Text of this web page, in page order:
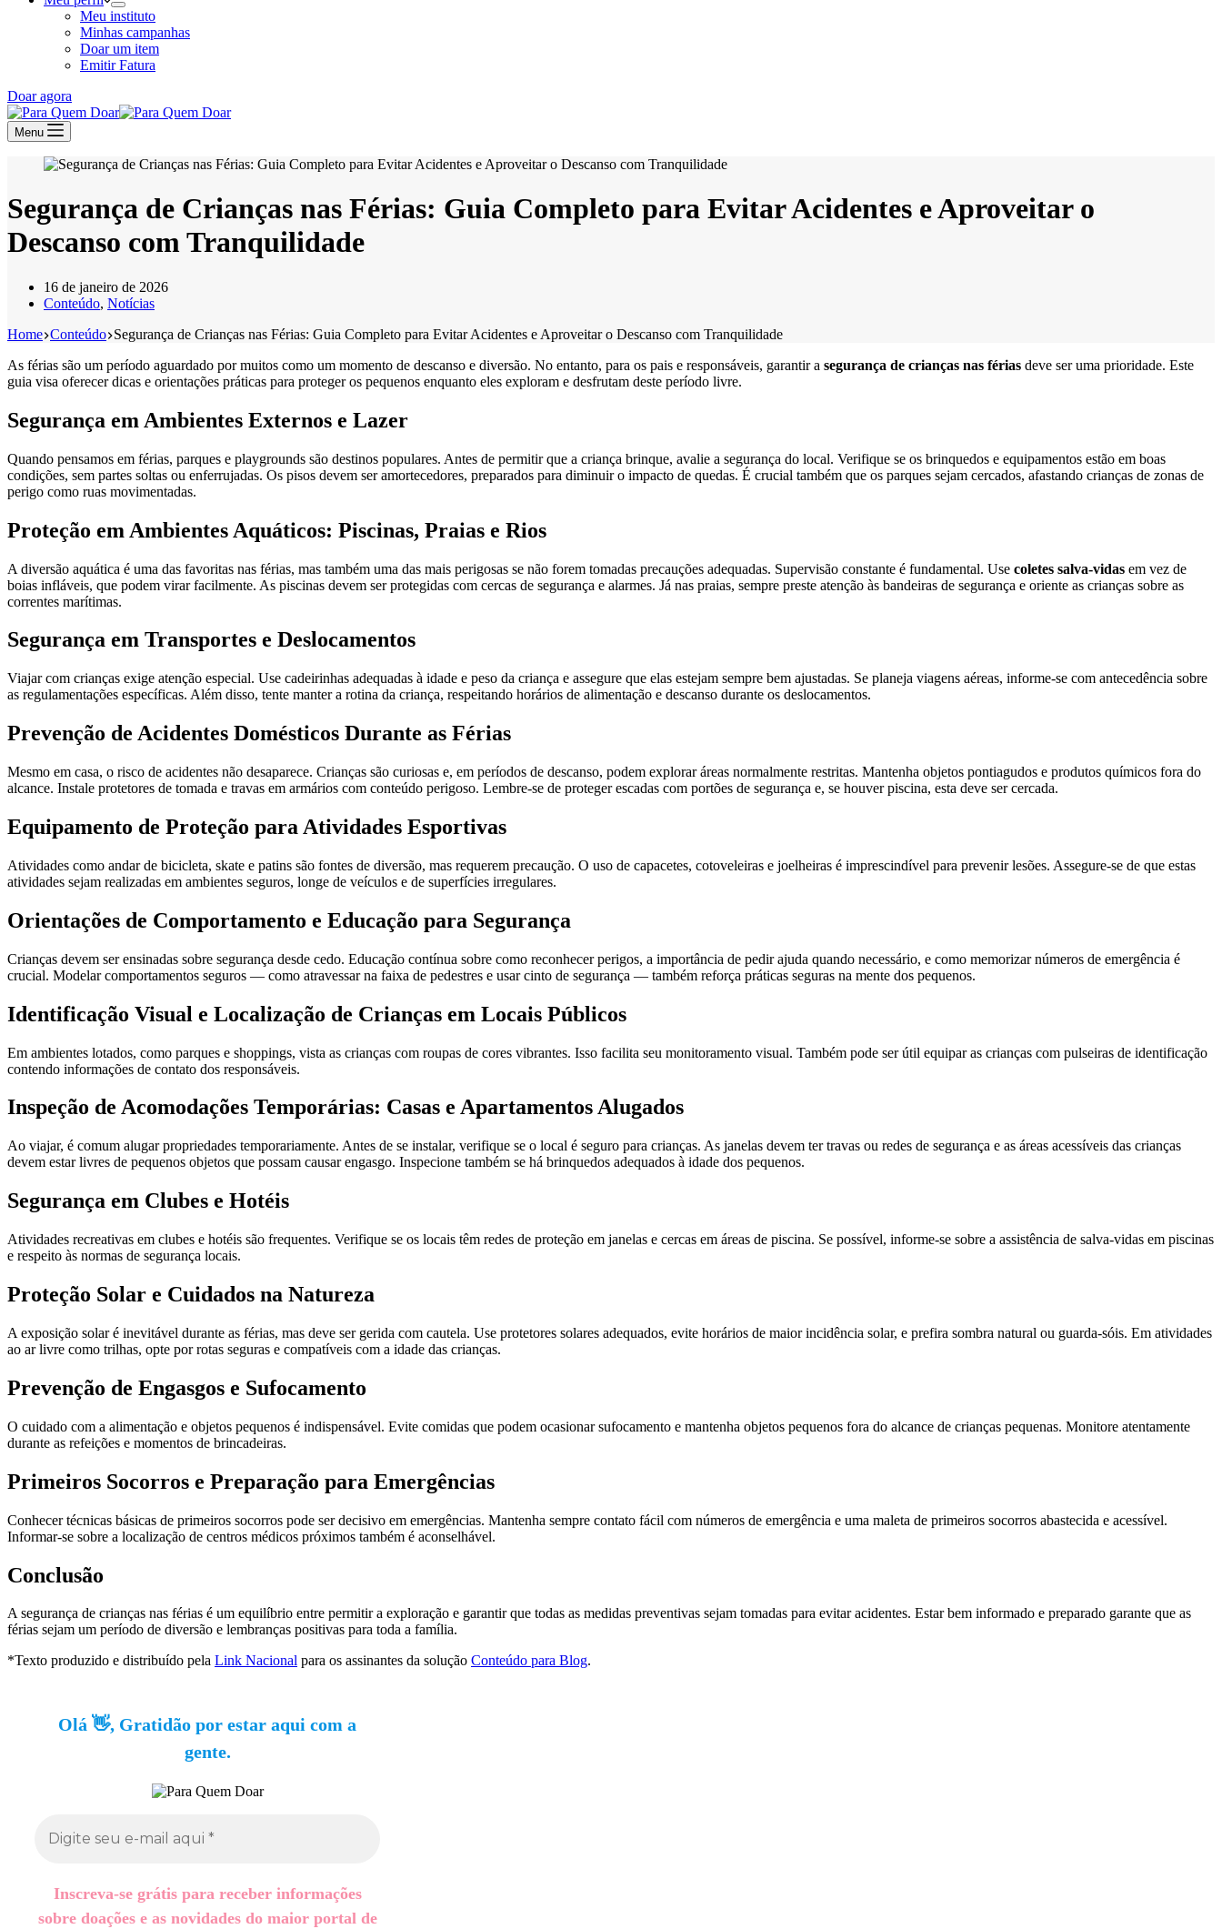
Meu instituto
Minhas campanhas
Doar um item
Emitir Fatura
Doar agora
Menu
Segurança de Crianças nas Férias: Guia Completo para Evitar Acidentes e Aproveitar o
Descanso com Tranquilidade
16 de janeiro de 2026
Conteúdo, Notícias
Home Conteúdo Segurança de Crianças nas Férias: Guia Completo para Evitar Acidentes e Aproveitar o Descanso com Tranquilidade
As férias são um período aguardado por muitos como um momento de descanso e diversão. No entanto, para os pais e responsáveis, garantir a segurança de crianças nas férias deve ser uma prioridade. Este
guia visa oferecer dicas e orientações práticas para proteger os pequenos enquanto eles exploram e desfrutam deste período livre.
Segurança em Ambientes Externos e Lazer
Quando pensamos em férias, parques e playgrounds são destinos populares. Antes de permitir que a criança brinque, avalie a segurança do local. Verifique se os brinquedos e equipamentos estão em boas
condições, sem partes soltas ou enferrujadas. Os pisos devem ser amortecedores, preparados para diminuir o impacto de quedas. É crucial também que os parques sejam cercados, afastando crianças de zonas de
perigo como ruas movimentadas.
Proteção em Ambientes Aquáticos: Piscinas, Praias e Rios
A diversão aquática é uma das favoritas nas férias, mas também uma das mais perigosas se não forem tomadas precauções adequadas. Supervisão constante é fundamental. Use coletes salva-vidas em vez de
boias infláveis, que podem virar facilmente. As piscinas devem ser protegidas com cercas de segurança e alarmes. Já nas praias, sempre preste atenção às bandeiras de segurança e oriente as crianças sobre as
correntes marítimas.
Segurança em Transportes e Deslocamentos
Viajar com crianças exige atenção especial. Use cadeirinhas adequadas à idade e peso da criança e assegure que elas estejam sempre bem ajustadas. Se planeja viagens aéreas, informe-se com antecedência sobre
as regulamentações específicas. Além disso, tente manter a rotina da criança, respeitando horários de alimentação e descanso durante os deslocamentos.
Prevenção de Acidentes Domésticos Durante as Férias
Mesmo em casa, o risco de acidentes não desaparece. Crianças são curiosas e, em períodos de descanso, podem explorar áreas normalmente restritas. Mantenha objetos pontiagudos e produtos químicos fora do
alcance. Instale protetores de tomada e travas em armários com conteúdo perigoso. Lembre-se de proteger escadas com portões de segurança e, se houver piscina, esta deve ser cercada.
Equipamento de Proteção para Atividades Esportivas
Atividades como andar de bicicleta, skate e patins são fontes de diversão, mas requerem precaução. O uso de capacetes, cotoveleiras e joelheiras é imprescindível para prevenir lesões. Assegure-se de que estas
atividades sejam realizadas em ambientes seguros, longe de veículos e de superfícies irregulares.
Orientações de Comportamento e Educação para Segurança
Crianças devem ser ensinadas sobre segurança desde cedo. Educação contínua sobre como reconhecer perigos, a importância de pedir ajuda quando necessário, e como memorizar números de emergência é
crucial. Modelar comportamentos seguros — como atravessar na faixa de pedestres e usar cinto de segurança — também reforça práticas seguras na mente dos pequenos.
Identificação Visual e Localização de Crianças em Locais Públicos
Em ambientes lotados, como parques e shoppings, vista as crianças com roupas de cores vibrantes. Isso facilita seu monitoramento visual. Também pode ser útil equipar as crianças com pulseiras de identificação
contendo informações de contato dos responsáveis.
Inspeção de Acomodações Temporárias: Casas e Apartamentos Alugados
Ao viajar, é comum alugar propriedades temporariamente. Antes de se instalar, verifique se o local é seguro para crianças. As janelas devem ter travas ou redes de segurança e as áreas acessíveis das crianças
devem estar livres de pequenos objetos que possam causar engasgo. Inspecione também se há brinquedos adequados à idade dos pequenos.
Segurança em Clubes e Hotéis
Atividades recreativas em clubes e hotéis são frequentes. Verifique se os locais têm redes de proteção em janelas e cercas em áreas de piscina. Se possível, informe-se sobre a assistência de salva-vidas em piscinas
e respeito às normas de segurança locais.
Proteção Solar e Cuidados na Natureza
A exposição solar é inevitável durante as férias, mas deve ser gerida com cautela. Use protetores solares adequados, evite horários de maior incidência solar, e prefira sombra natural ou guarda-sóis. Em atividades
ao ar livre como trilhas, opte por rotas seguras e compatíveis com a idade das crianças.
Prevenção de Engasgos e Sufocamento
O cuidado com a alimentação e objetos pequenos é indispensável. Evite comidas que podem ocasionar sufocamento e mantenha objetos pequenos fora do alcance de crianças pequenas. Monitore atentamente
durante as refeições e momentos de brincadeiras.
Primeiros Socorros e Preparação para Emergências
Conhecer técnicas básicas de primeiros socorros pode ser decisivo em emergências. Mantenha sempre contato fácil com números de emergência e uma maleta de primeiros socorros abastecida e acessível.
Informar-se sobre a localização de centros médicos próximos também é aconselhável.
Conclusão
A segurança de crianças nas férias é um equilíbrio entre permitir a exploração e garantir que todas as medidas preventivas sejam tomadas para evitar acidentes. Estar bem informado e preparado garante que as
férias sejam um período de diversão e lembranças positivas para toda a família.
*Texto produzido e distribuído pela Link Nacional para os assinantes da solução Conteúdo para Blog.
Olá 👋, Gratidão por estar aqui com a
gente.
Inscreva-se grátis para receber informações
sobre doações e as novidades do maior portal de